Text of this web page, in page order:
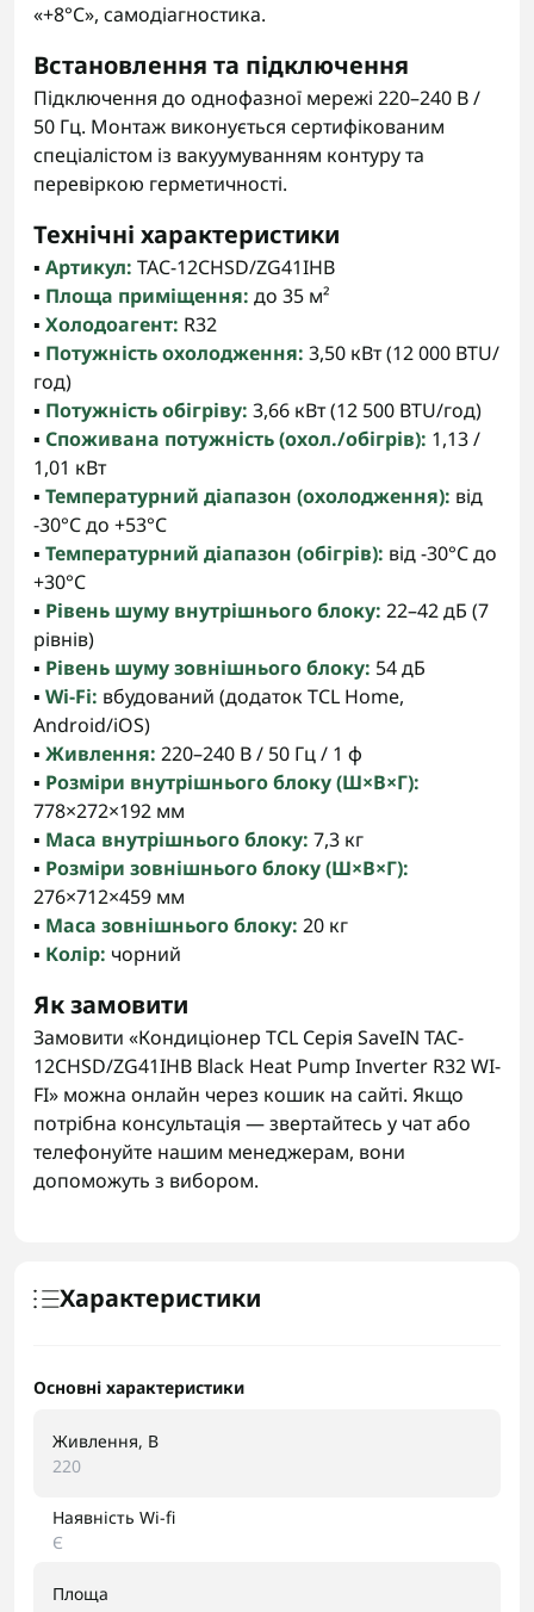
«+8°C», самодіагностика.
Встановлення та підключення
Підключення до однофазної мережі 220–240 В /
50 Гц. Монтаж виконується сертифікованим
спеціалістом із вакуумуванням контуру та
перевіркою герметичності.
Технічні характеристики
▪️ Артикул: TAC-12CHSD/ZG41IHB
▪️ Площа приміщення: до 35 м²
▪️ Холодоагент: R32
▪️ Потужність охолодження: 3,50 кВт (12 000 BTU/
год)
▪️ Потужність обігріву: 3,66 кВт (12 500 BTU/год)
▪️ Споживана потужність (охол./обігрів): 1,13 /
1,01 кВт
▪️ Температурний діапазон (охолодження): від
-30°C до +53°C
▪️ Температурний діапазон (обігрів): від -30°C до
+30°C
▪️ Рівень шуму внутрішнього блоку: 22–42 дБ (7
рівнів)
▪️ Рівень шуму зовнішнього блоку: 54 дБ
▪️ Wi-Fi: вбудований (додаток TCL Home,
Android/iOS)
▪️ Живлення: 220–240 В / 50 Гц / 1 ф
▪️ Розміри внутрішнього блоку (Ш×В×Г):
778×272×192 мм
▪️ Маса внутрішнього блоку: 7,3 кг
▪️ Розміри зовнішнього блоку (Ш×В×Г):
276×712×459 мм
▪️ Маса зовнішнього блоку: 20 кг
▪️ Колір: чорний
Як замовити
Замовити «Кондиціонер TCL Серія SaveIN TAC-
12CHSD/ZG41IHB Black Heat Pump Inverter R32 WI-
FI» можна онлайн через кошик на сайті. Якщо
потрібна консультація — звертайтесь у чат або
телефонуйте нашим менеджерам, вони
допоможуть з вибором.
Характеристики
Основні характеристики
Живлення, В
220
Наявність Wi-fi
Є
Площа